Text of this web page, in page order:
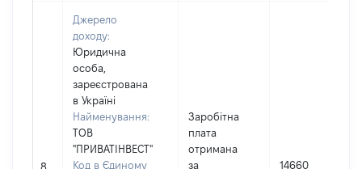
8
Джерело
доходу:
Юридична
особа,
зареєстрована
в Україні
Найменування:
ТОВ
"ПРИВАТІНВЕСТ"
Код в Єдиному
Заробітна
плата
отримана
за
14660